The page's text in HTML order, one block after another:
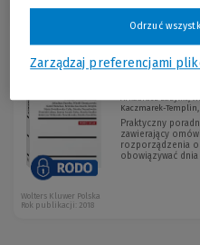
Sortuj:
Arkadiusz Bazylko,
Kaczmarek-Templin,
Praktyczny
zawierający
rozporządzenia o
obowiązywać dnia
Wolters Kluwer Polska
Rok publikacji: 2018
Zarządzaj preferencjami
Odrzuć